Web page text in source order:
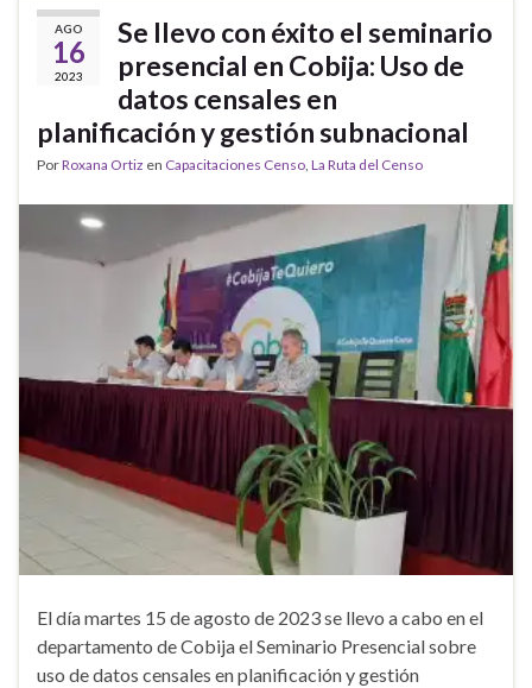
AGO
16
2023
Se llevo con éxito el seminario
presencial en Cobija: Uso de
datos censales en
planificación y gestión subnacional
PorRoxana Ortiz en Capacitaciones Censo, La Ruta del Censo
El día martes 15 de agosto de 2023 se llevo a cabo en el
departamento de Cobija el Seminario Presencial sobre
uso de datos censales en planificación y gestión